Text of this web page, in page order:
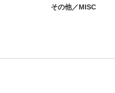
その他／MISC